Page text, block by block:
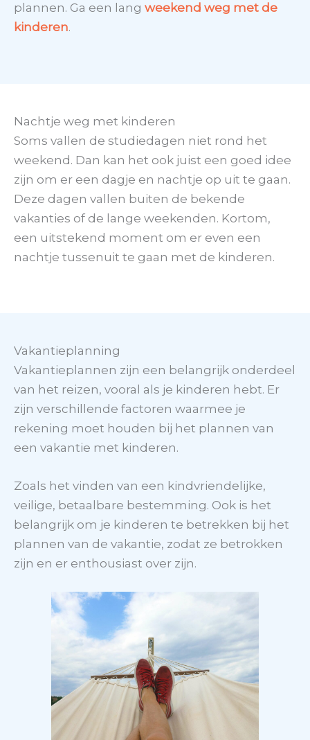
plannen. Ga een lang weekend weg met de
kinderen.
Nachtje weg met kinderen
Soms vallen de studiedagen niet rond het
weekend. Dan kan het ook juist een goed idee
zijn om er een dagje en nachtje op uit te gaan.
Deze dagen vallen buiten de bekende
vakanties of de lange weekenden. Kortom,
een uitstekend moment om er even een
nachtje tussenuit te gaan met de kinderen.
Vakantieplanning
Vakantieplannen zijn een belangrijk onderdeel
van het reizen, vooral als je kinderen hebt. Er
zijn verschillende factoren waarmee je
rekening moet houden bij het plannen van
een vakantie met kinderen.
Zoals het vinden van een kindvriendelijke,
veilige, betaalbare bestemming. Ook is het
belangrijk om je kinderen te betrekken bij het
plannen van de vakantie, zodat ze betrokken
zijn en er enthousiast over zijn.